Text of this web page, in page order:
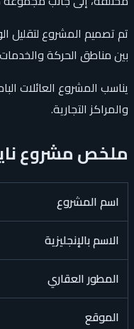
تم تصميم المشروع لتقليل
بين مناطق الحركة
يناسب المشروع العائلات
والمراكز التجارية.
ملخص مشروع
اسم المشروع
الاسم بالإنجليزية
المطور العقاري
الموقع